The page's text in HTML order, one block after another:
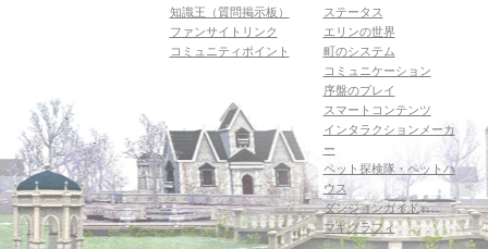
知識王（質問掲示板）
ファンサイトリンク
コミュニティポイント
ステータス
エリンの世界
町のシステム
コミュニケーション
序盤のプレイ
スマートコンテンツ
インタラクションメーカ
ー
ペット探検隊・ペットハ
ウス
ダンジョンガイド
マギグラフィ